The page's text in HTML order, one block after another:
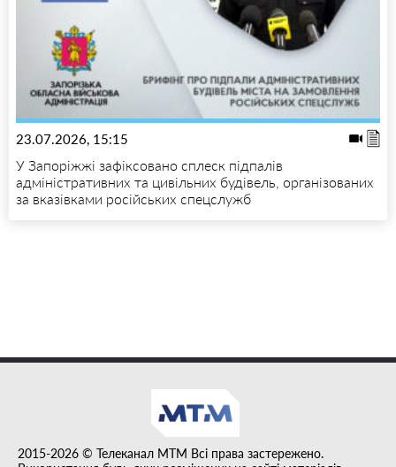
23.07.2026, 15:15
У Запоріжжі зафіксовано сплеск підпалів
адміністративних та цивільних будівель, організованих
за вказівками російських спецслужб
2015-2026 © Телеканал MTM Всі права застережено.